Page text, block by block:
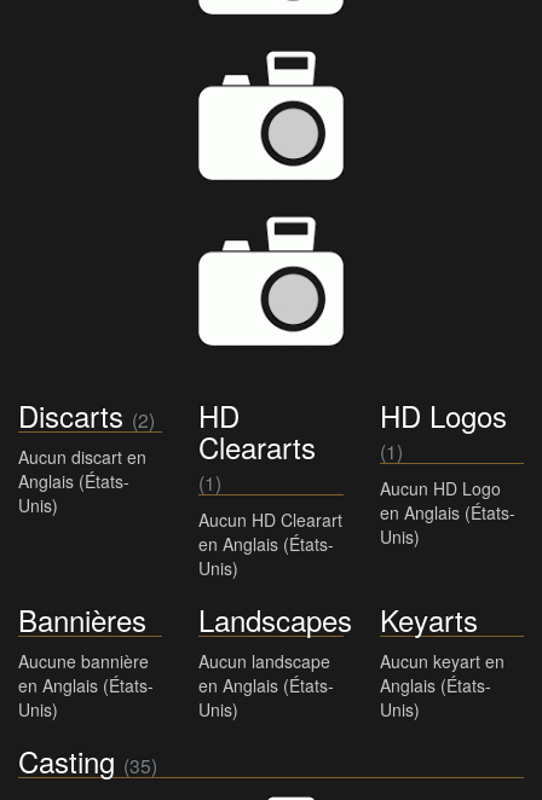
Discarts (2)
Aucun discart en
Anglais (États-
Unis)
HD
Cleararts
(1)
Aucun HD Clearart
en Anglais (États-
Unis)
HD Logos
(1)
Aucun HD Logo
en Anglais (États-
Unis)
Bannières
Aucune bannière
en Anglais (États-
Unis)
Landscapes
Aucun landscape
en Anglais (États-
Unis)
Keyarts
Aucun keyart en
Anglais (États-
Unis)
Casting (35)